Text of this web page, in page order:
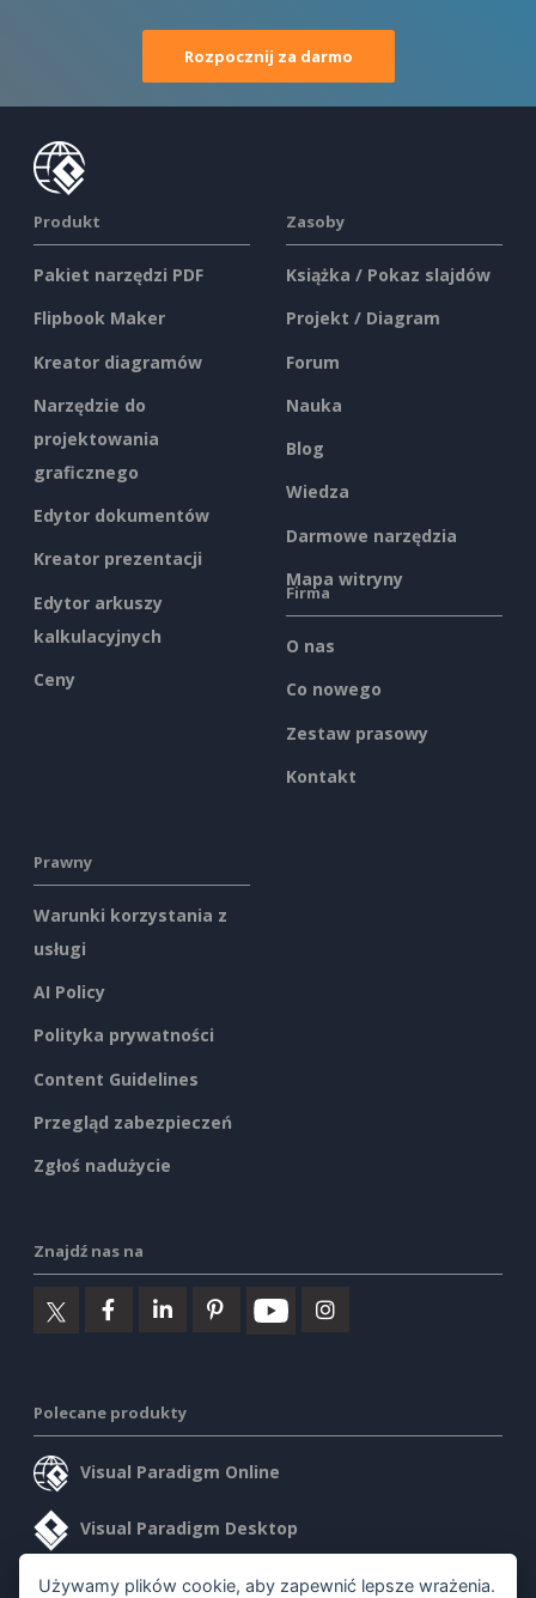
Rozpocznij za darmo
Produkt
Pakiet narzędzi PDF
Flipbook Maker
Kreator diagramów
Narzędzie do
projektowania
graficznego
Edytor dokumentów
Kreator prezentacji
Edytor arkuszy
kalkulacyjnych
Ceny
Zasoby
Książka / Pokaz slajdów
Projekt / Diagram
Forum
Nauka
Blog
Wiedza
Darmowe narzędzia
Mapa witryny
Firma
O nas
Co nowego
Zestaw prasowy
Kontakt
Prawny
Warunki korzystania z
usługi
AI Policy
Polityka prywatności
Content Guidelines
Przegląd zabezpieczeń
Zgłoś nadużycie
Znajdź nas na
Polecane produkty
Visual Paradigm Online
Visual Paradigm Desktop
Używamy plików cookie, aby zapewnić lepsze wrażenia.